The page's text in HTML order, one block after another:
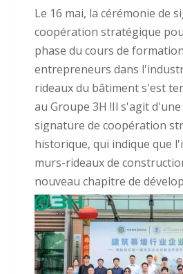
Le 16 mai, la cérémonie de
coopération stratégique
phase du cours de
entrepreneurs dans
rideaux du bâtiment s'est
au Groupe 3H !Il s'agit
signature de coopération
historique, qui indique que
murs-rideaux de
nouveau chapitre de